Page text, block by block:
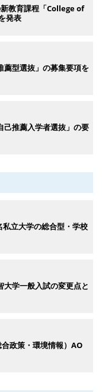
教育課程「College of
発表
薦型選抜」の募集要項を
己推薦入学者選抜」の要
私立大学の総合型・学校
大学一般入試の変更点と
合政策・環境情報）AO